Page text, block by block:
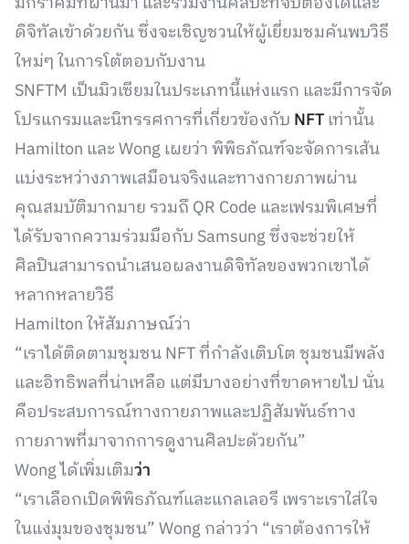
ดิจิทัลเข้าด้วยกัน ซึ่งจะเชิญชวนให้ผู้เยี่ยมชมค้นพบวิธี
ใหม่ๆ ในการโต้ตอบกับงาน
SNFTM เป็นมิวเซียมในประเภทนี้แห่งแรก และมีการจัด
โปรแกรมและนิทรรศการที่เกี่ยวข้องกับ NFTเท่านั้น
Hamilton และ Wong เผยว่า พิพิธภัณฑ์จะจัดการเส้น
แบ่งระหว่างภาพเสมือนจริงและทางกายภาพผ่าน
คุณสมบัติมากมาย รวมถึ QR Code และเฟรมพิเศษที่
ได้รับจากความร่วมมือกับ Samsung ซึ่งจะช่วยให้
ศิลปินสามารถนำเสนอผลงานดิจิทัลของพวกเขาได้
หลากหลายวิธี
Hamilton ให้สัมภาษณ์ว่า
“เราได้ติดตามชุมชน NFT ที่กำลังเติบโต ชุมชนมีพลัง
และอิทธิพลที่น่าเหลือ แต่มีบางอย่างที่ขาดหายไป นั่น
คือประสบการณ์ทางกายภาพและปฏิสัมพันธ์ทาง
กายภาพที่มาจากการดูงานศิลปะด้วยกัน”
Wong ได้เพิ่มเติมว่า
“เราเลือกเปิดพิพิธภัณฑ์และแกลเลอรี เพราะเราใส่ใจ
ในแง่มุมของชุมชน” Wong กล่าวว่า “เราต้องการให้